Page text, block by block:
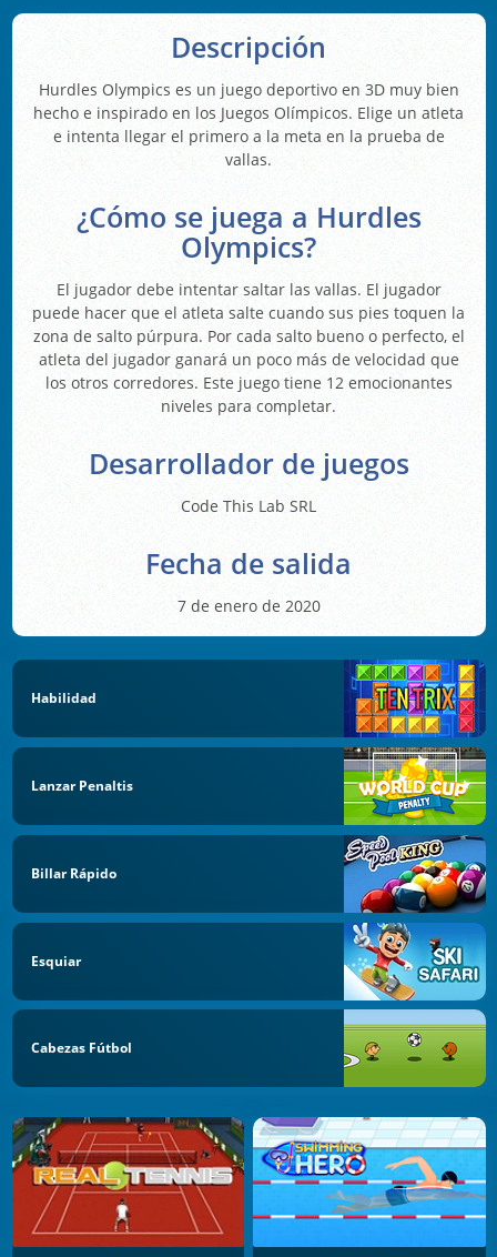
Descripción
Hurdles Olympics es un juego deportivo en 3D muy bien
hecho e inspirado en los Juegos Olímpicos. Elige un atleta
e intenta llegar el primero a la meta en la prueba de
vallas.
¿Cómo se juega a Hurdles
Olympics?
El jugador debe intentar saltar las vallas. El jugador
puede hacer que el atleta salte cuando sus pies toquen la
zona de salto púrpura. Por cada salto bueno o perfecto, el
atleta del jugador ganará un poco más de velocidad que
los otros corredores. Este juego tiene 12 emocionantes
niveles para completar.
Desarrollador de juegos
Code This Lab SRL
Fecha de salida
7 de enero de 2020
Habilidad
Lanzar Penaltis
Billar Rápido
Esquiar
Cabezas Fútbol